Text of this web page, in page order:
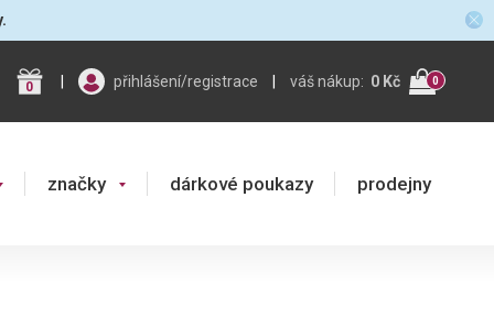
0 | přihlášení/registrace | váš nákup: 0 Kč 0
značky dárkové poukazy prodejny